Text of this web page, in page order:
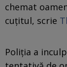
chemat
cuțitul, scrie
Poliția a